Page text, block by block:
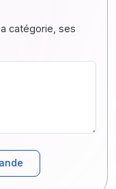
catégorie, ses